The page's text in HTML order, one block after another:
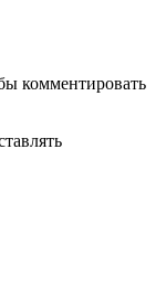
комментировать